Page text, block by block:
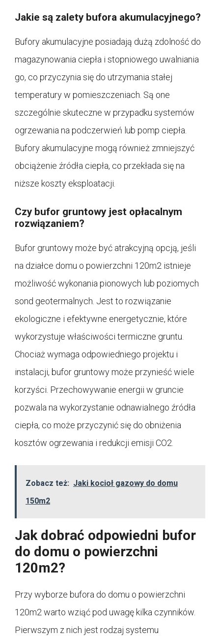
Jakie są zalety bufora akumulacyjnego?
Bufory akumulacyjne posiadają dużą zdolność do
magazynowania ciepła i stopniowego uwalniania
go, co przyczynia się do utrzymania stałej
temperatury w pomieszczeniach. Są one
szczególnie skuteczne w przypadku systemów
ogrzewania na podczerwień lub pomp ciepła.
Bufory akumulacyjne mogą również zmniejszyć
obciążenie źródła ciepła, co przekłada się na
niższe koszty eksploatacji.
Czy bufor gruntowy jest opłacalnym
rozwiązaniem?
Bufor gruntowy może być atrakcyjną opcją, jeśli
na działce domu o powierzchni 120m2 istnieje
możliwość wykonania pionowych lub poziomych
sond geotermalnych. Jest to rozwiązanie
ekologiczne i efektywne energetycznie, które
wykorzystuje właściwości termiczne gruntu.
Chociaż wymaga odpowiedniego projektu i
instalacji, bufor gruntowy może przynieść wiele
korzyści. Przechowywanie energii w gruncie
pozwala na wykorzystanie odnawialnego źródła
ciepła, co może przyczynić się do obniżenia
kosztów ogrzewania i redukcji emisji CO2.
Zobacz też: Jaki kocioł gazowy do domu
150m2
Jak dobrać odpowiedni bufor
do domu o powierzchni
120m2?
Przy wyborze bufora do domu o powierzchni
120m2 warto wziąć pod uwagę kilka czynników.
Pierwszym z nich jest rodzaj systemu